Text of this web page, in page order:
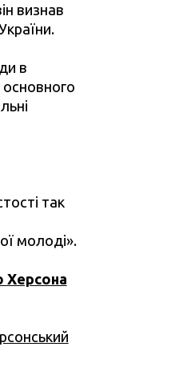
визнав
в
основного
так
молоді».
Херсона